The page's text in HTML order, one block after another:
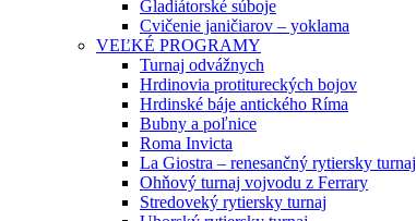
Gladiátorské súboje
Cvičenie janičiarov – yoklama
VEĽKÉ PROGRAMY
Turnaj odvážnych
Hrdinovia protitureckých bojov
Hrdinské báje antického Ríma
Bubny a poľnice
Roma Invicta
La Giostra – renesančný rytiersky turnaj
Ohňový turnaj vojvodu z Ferrary
Stredoveký rytiersky turnaj